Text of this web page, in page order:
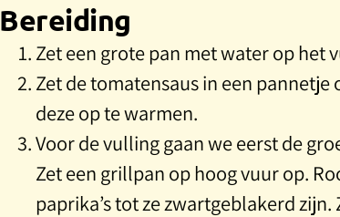
Bereiding
Zet een grote pan met water op het
Zet de tomatensaus in een pannetje
deze op te warmen.
Voor de vulling gaan we eerst de
Zet een grillpan op hoog vuur op.
paprika’s tot ze zwartgeblakerd zijn.